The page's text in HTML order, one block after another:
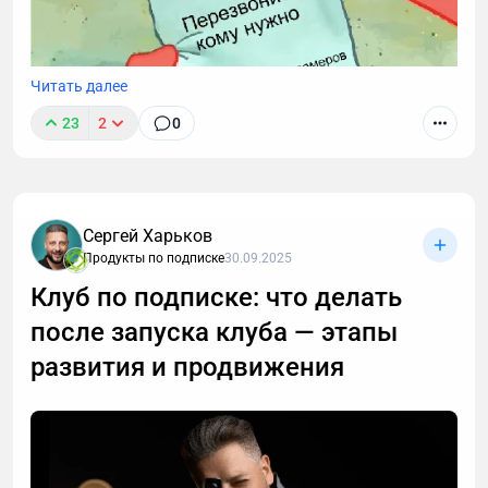
Транскрибация преобразует разговоры в текст,
позволяя находить любые устные договоренности
буквально за секунды. Рассказываю принцип
работы этой технологии, способы ее применения. А
также — как настроить автоматическую
технике.
Читать далее
23 2 0
Сергей Харьков
Продукты по подписке30.09.2025
Клуб по подписке: что делать
после запуска клуба — этапы
развития и продвижения